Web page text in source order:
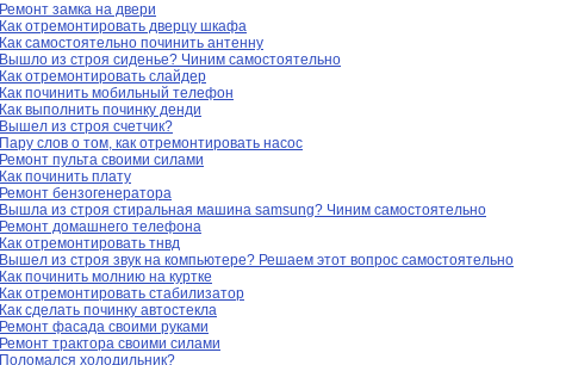
Ремонт замка на двери
Как отремонтировать дверцу шкафа
Как самостоятельно починить антенну
Вышло из строя сиденье? Чиним самостоятельно
Как отремонтировать слайдер
Как починить мобильный телефон
Как выполнить починку денди
Вышел из строя счетчик?
Пару слов о том, как отремонтировать насос
Ремонт пульта своими силами
Как починить плату
Ремонт бензогенератора
Вышла из строя стиральная машина samsung? Чиним самостоятельно
Ремонт домашнего телефона
Как отремонтировать тнвд
Вышел из строя звук на компьютере? Решаем этот вопрос самостоятельно
Как починить молнию на куртке
Как отремонтировать стабилизатор
Как сделать починку автостекла
Ремонт фасада своими руками
Ремонт трактора своими силами
Поломался холодильник?